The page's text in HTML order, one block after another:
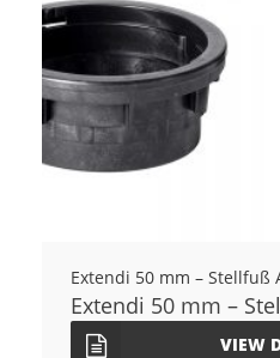
Extendi 50 mm – Stellfuß
Extendi 50 mm –
VIEW